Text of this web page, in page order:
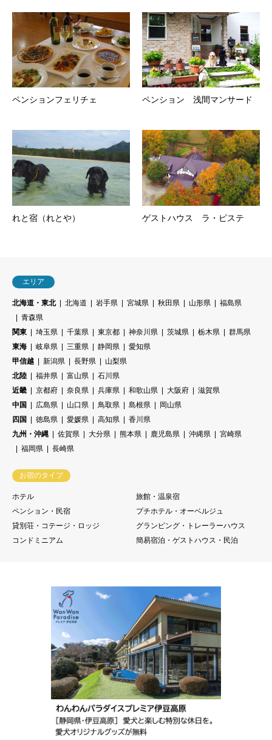
ペンションフェリチェ ペンション 浅間マンサード
れと宿（れとや） ゲストハウス ラ・ピステ
エリア
北海道・東北 北海道 岩手県 宮城県 秋田県 山形県
福島県
青森県
関東
埼玉県 千葉県 東京都 神奈川県 茨城県 栃木県
群馬県
東海
岐阜県 三重県 静岡県
愛知県
甲信越
新潟県 長野県
山梨県
北陸
福井県 富山県
石川県
近畿
京都府 奈良県 兵庫県 和歌山県 大阪府
滋賀県
中国
広島県 山口県 鳥取県 島根県
岡山県
四国
徳島県 愛媛県 高知県
香川県
九州・沖縄
佐賀県 大分県 熊本県 鹿児島県 沖縄県
宮崎県
福岡県
長崎県
お宿のタイプ
ホテル
旅館・温泉宿
ペンション・民宿
プチホテル・オーベルジュ
貸別荘・コテージ・ロッジ
グランピング・トレーラーハウス
コンドミニアム
簡易宿泊・ゲストハウス・民泊